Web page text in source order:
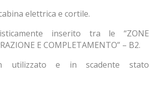
elettrica e cortile.
inserito tra le “ZONE
E COMPLETAMENTO” – B2.
utilizzato e in scadente stato